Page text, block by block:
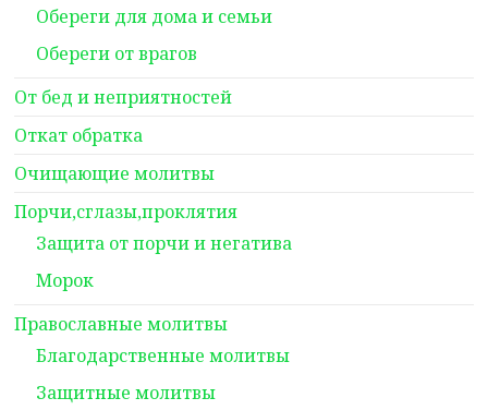
Обереги для дома и семьи
Обереги от врагов
От бед и неприятностей
Откат обратка
Очищающие молитвы
Порчи,сглазы,проклятия
Защита от порчи и негатива
Морок
Православные молитвы
Благодарственные молитвы
Защитные молитвы